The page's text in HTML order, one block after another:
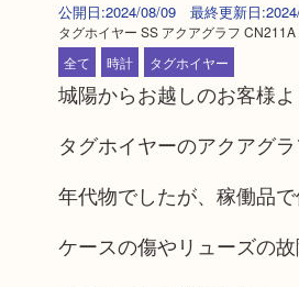
公開日:2024/08/09 最終更新日
タグホイヤー SS アクアグラフ
全て
時計 タグホイヤー
城陽からお越しのお客様
タグホイヤーのアクアグ
年代物でしたが、稼働品
ケースの傷やリューズの